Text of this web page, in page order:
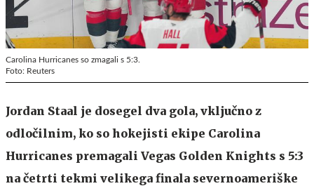
Carolina Hurricanes so zmagali s 5:3.
Foto: Reuters
Jordan Staal je dosegel dva gola, vključno z
odločilnim, ko so hokejisti ekipe Carolina
Hurricanes premagali Vegas Golden Knights s 5:3
na četrti tekmi velikega finala severnoameriške